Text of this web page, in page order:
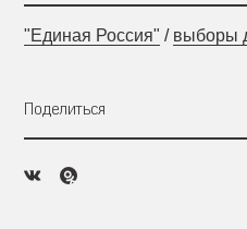
"Единая Россия" / выборы
Поделиться